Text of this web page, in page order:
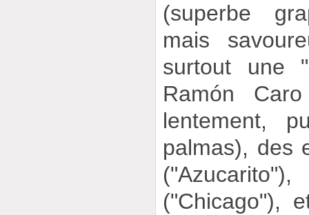
(superbe
mais
surtout une
Ramón
lentement,
palmas), des
("Chicago"),